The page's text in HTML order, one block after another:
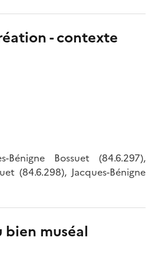
- contexte
Bossuet (84.6.297),
(84.6.298), Jacques-Bénigne
muséal